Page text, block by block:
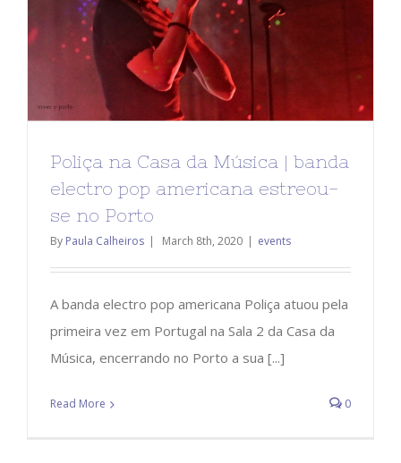
Poliça na Casa da Música | banda
electro pop americana estreou-
se no Porto
By Paula Calheiros | March 8th, 2020 | events
A banda electro pop americana Poliça atuou pela
primeira vez em Portugal na Sala 2 da Casa da
Música, encerrando no Porto a sua [...]
Read More 0